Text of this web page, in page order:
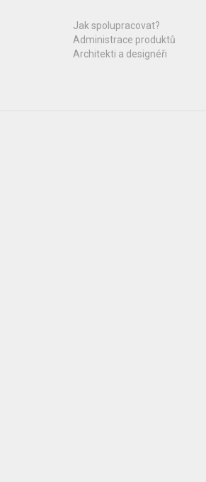
Jak spolupracovat?
Administrace produktů
Architekti a designéři